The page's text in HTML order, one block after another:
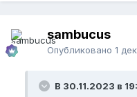
sambucus
Опубликовано 1
В 30.11.2023 в